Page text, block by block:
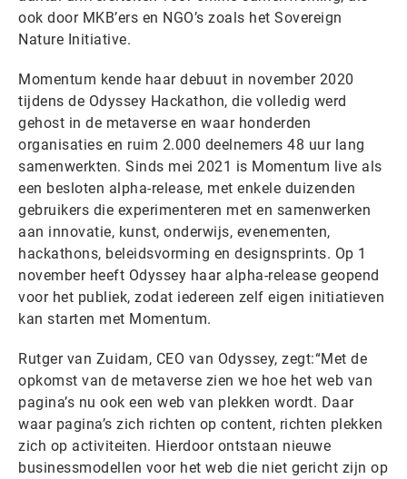
ook door MKB’ers en NGO’s zoals het Sovereign
Nature Initiative.
Momentum kende haar debuut in november 2020
tijdens de Odyssey Hackathon, die volledig werd
gehost in de metaverse en waar honderden
organisaties en ruim 2.000 deelnemers 48 uur lang
samenwerkten. Sinds mei 2021 is Momentum live als
een besloten alpha-release, met enkele duizenden
gebruikers die experimenteren met en samenwerken
aan innovatie, kunst, onderwijs, evenementen,
hackathons, beleidsvorming en designsprints. Op 1
november heeft Odyssey haar alpha-release geopend
voor het publiek, zodat iedereen zelf eigen initiatieven
kan starten met Momentum.
Rutger van Zuidam, CEO van Odyssey, zegt:“Met de
opkomst van de metaverse zien we hoe het web van
pagina’s nu ook een web van plekken wordt. Daar
waar pagina’s zich richten op content, richten plekken
zich op activiteiten. Hierdoor ontstaan nieuwe
businessmodellen voor het web die niet gericht zijn op